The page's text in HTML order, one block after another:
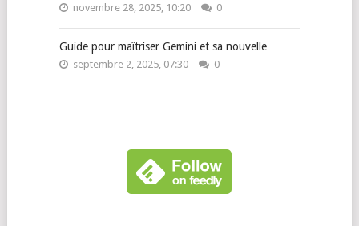
novembre 28, 2025, 10:20 0
Guide pour maîtriser Gemini et sa nouvelle …
septembre 2, 2025, 07:30 0